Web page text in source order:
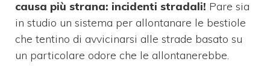
causa più strana: incidenti stradali! Pare sia
in studio un sistema per allontanare le bestiole
che tentino di avvicinarsi alle strade basato su
un particolare odore che le allontanerebbe.